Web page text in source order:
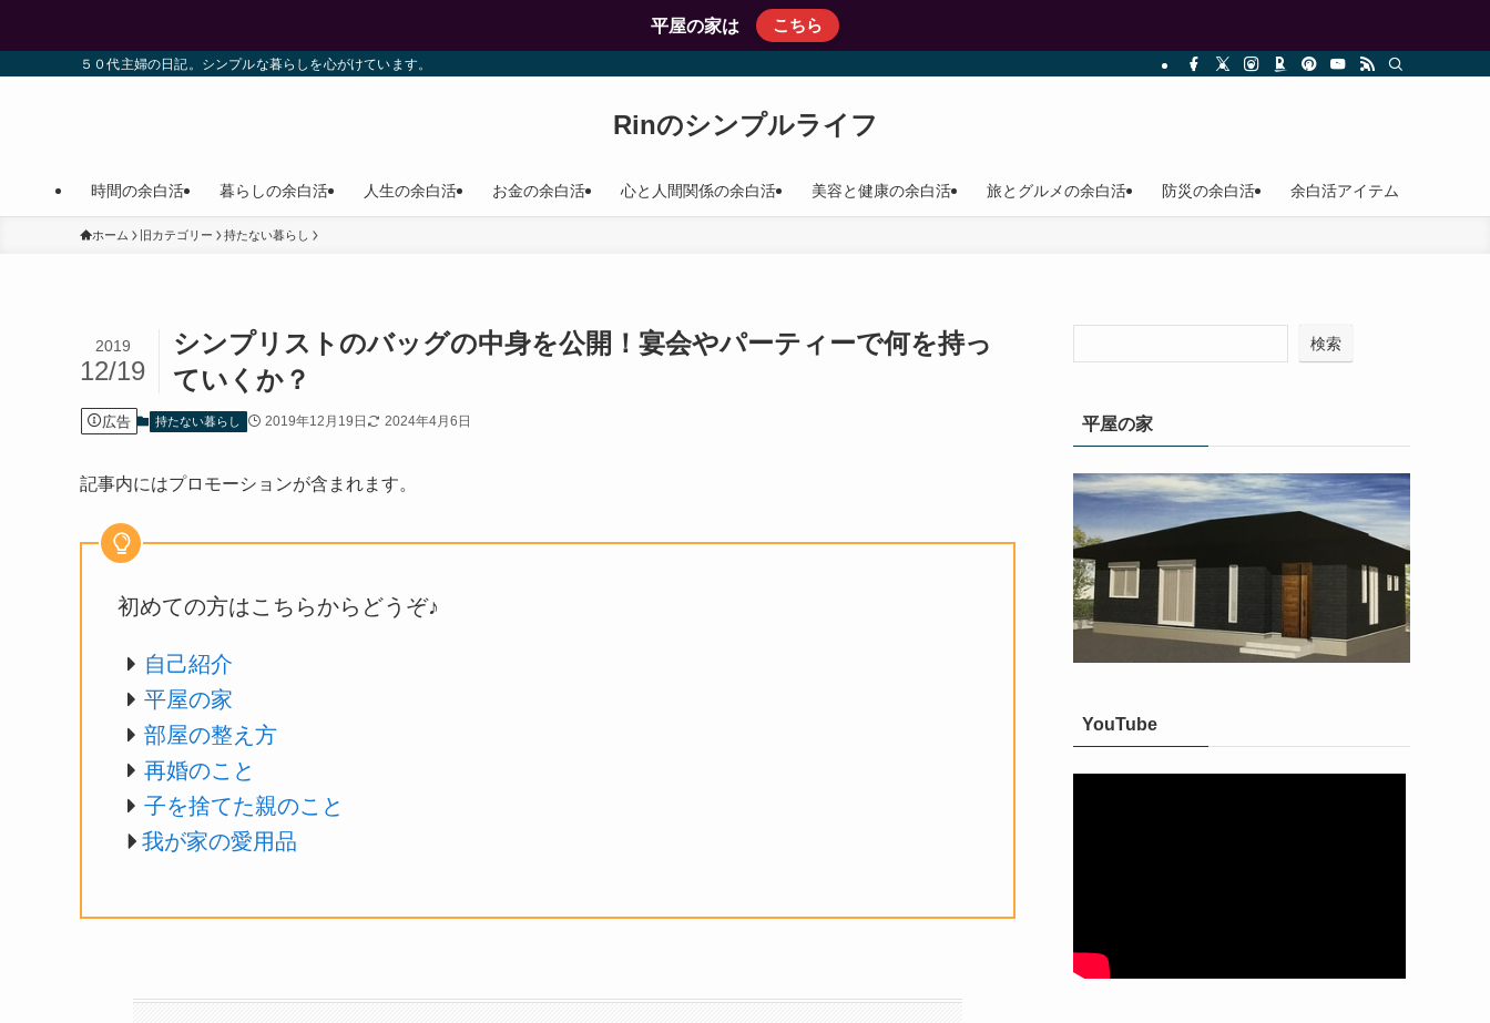
平屋の家は こちら
５０代主婦の日記。シンプルな暮らしを心がけています。
Rinのシンプルライフ
時間の余白活 暮らしの余白活 人生の余白活 お金の余白活 心と人間関係の余白活 美容と健康の余白活 旅とグルメの余白活 防災の余白活 余白活アイテム
ホーム 旧カテゴリー 持たない暮らし
シンプリストのバッグの中身を公開！宴会やパーティーで何を持っ
ていくか？
2019
12/19
広告 持たない暮らし 2019年12月19日 2024年4月6日
記事内にはプロモーションが含まれます。
初めての方はこちらからどうぞ♪
自己紹介
平屋の家
部屋の整え方
再婚のこと
子を捨てた親のこと
我が家の愛用品
検索
平屋の家
YouTube